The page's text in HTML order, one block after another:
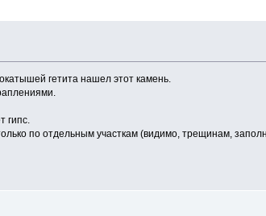
гетита нашел этот камень.
гипс.
по отдельным участкам (видимо, трещинам,